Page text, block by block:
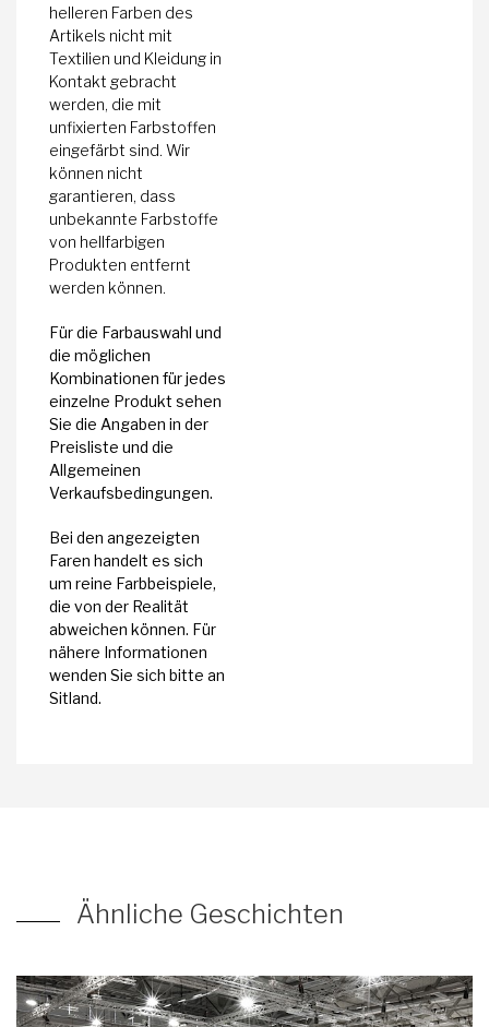
helleren Farben des
Artikels nicht mit
Textilien und Kleidung in
Kontakt gebracht
werden, die mit
unfixierten Farbstoffen
eingefärbt sind. Wir
können nicht
garantieren, dass
unbekannte Farbstoffe
von hellfarbigen
Produkten entfernt
werden können.
Für die Farbauswahl und
die möglichen
Kombinationen für jedes
einzelne Produkt sehen
Sie die Angaben in der
Preisliste und die
Allgemeinen
Verkaufsbedingungen.
Bei den angezeigten
Faren handelt es sich
um reine Farbbeispiele,
die von der Realität
abweichen können. Für
nähere Informationen
wenden Sie sich bitte an
Sitland.
Ähnliche Geschichten